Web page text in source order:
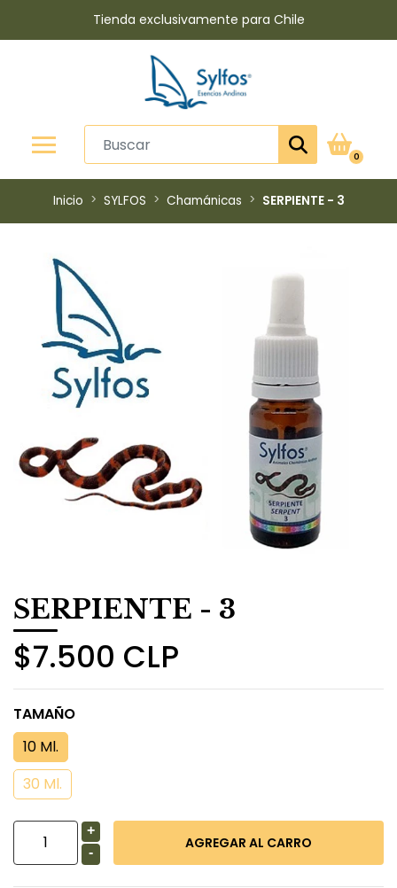
Tienda exclusivamente para Chile
0
Inicio SYLFOS Chamánicas SERPIENTE - 3
SERPIENTE - 3
$7.500 CLP
TAMAÑO
10 Ml.
30 Ml.
+
-